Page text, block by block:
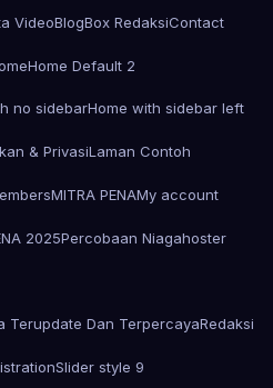
VideoBlogBox RedaksiContact
Home Default 2
no sidebarHome with sidebar left
& PrivasiLaman Contoh
MITRA PENAMy account
2025Percobaan Niagahoster
Terupdate Dan TerpercayaRedaksi
Slider style 9